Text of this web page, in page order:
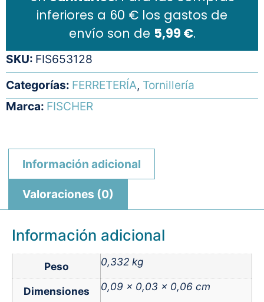
inferiores a 60 € los gastos de
envío son de 5,99 €.
SKU: FIS653128
Categorías: FERRETERÍA, Tornillería
Marca: FISCHER
Información adicional
Valoraciones (0)
Información adicional
Peso 0,332 kg
Dimensiones 0,09 × 0,03 × 0,06 cm